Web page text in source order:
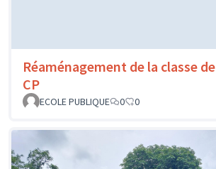
Réaménagement de la classe de
CP
ECOLE PUBLIQUE
0 0